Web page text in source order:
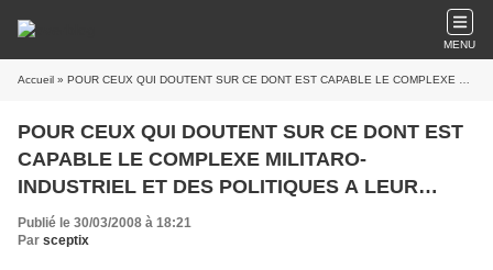
MENU
Accueil » POUR CEUX QUI DOUTENT SUR CE DONT EST CAPABLE LE COMPLEXE MILITARO-INDUSTRIEL ET DES POLITIQUES A LEUR SOLDE
POUR CEUX QUI DOUTENT SUR CE DONT EST
CAPABLE LE COMPLEXE MILITARO-
INDUSTRIEL ET DES POLITIQUES A LEUR
SOLDE
Publié le 30/03/2008 à 18:21
Par sceptix